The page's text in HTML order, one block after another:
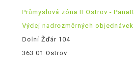
Průmyslová zóna II Ostrov -
Výdej nadrozměrných objednávek
Dolní Žďár 104
363 01 Ostrov